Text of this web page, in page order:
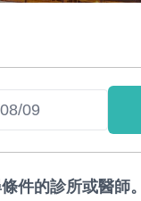
件的診所或醫師。